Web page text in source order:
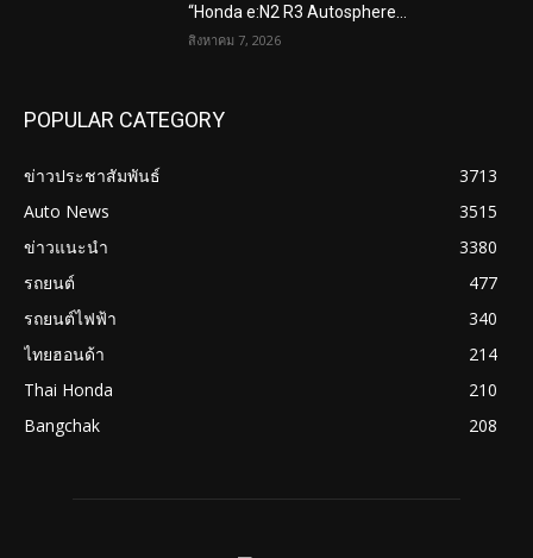
“Honda e:N2 R3 Autosphere...
สิงหาคม 7, 2026
POPULAR CATEGORY
ข่าวประชาสัมพันธ์
3713
Auto News
3515
ข่าวแนะนำ
3380
รถยนต์
477
รถยนต์ไฟฟ้า
340
ไทยฮอนด้า
214
Thai Honda
210
Bangchak
208